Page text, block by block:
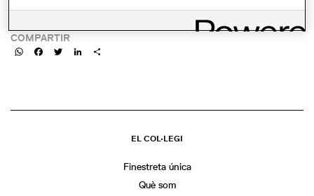
despatx-italia-fundadors-de-la-revista-san-rocco-foros
COMPARTIR
WhatsAppFacebookTwitterLinkedIn
EL COL·LEGI
Finestreta única
Què som